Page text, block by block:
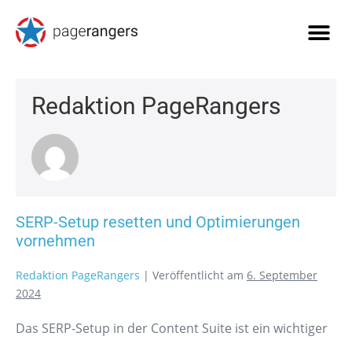
Redaktion PageRangers
SERP-Setup resetten und Optimierungen
vornehmen
Redaktion PageRangers | Veröffentlicht am 6. September
2024
Das SERP-Setup in der Content Suite ist ein wichtiger